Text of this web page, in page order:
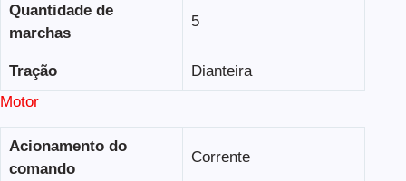
Quantidade de
marchas
5
Tração
Dianteira
Motor
Acionamento do
comando
Corrente